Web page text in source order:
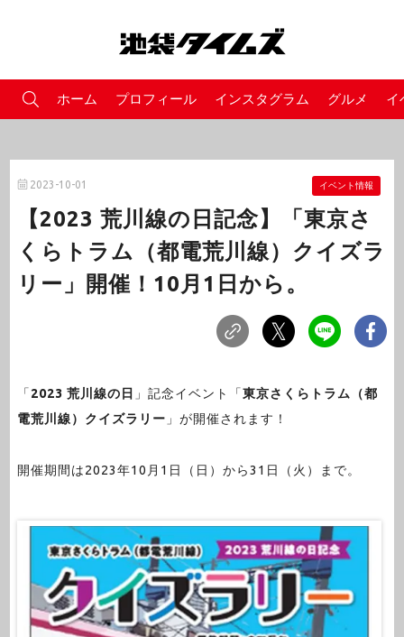
ホーム プロフィール インスタグラム グルメ イ
2023-10-01 イベント情報
【2023 荒川線の日記念】「東京さ
くらトラム（都電荒川線）クイズラ
リー」開催！10月1日から。
「 2023 荒川線の日 」記念イベント「東京さくらトラム（都
電荒川線）クイズラリー 」が開催されます！
開催期間は2023年10月1日（日）から31日（火）まで。